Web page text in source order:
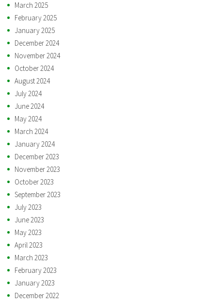
March 2025
February 2025
January 2025
December 2024
November 2024
October 2024
August 2024
July 2024
June 2024
May 2024
March 2024
January 2024
December 2023
November 2023
October 2023
September 2023
July 2023
June 2023
May 2023
April 2023
March 2023
February 2023
January 2023
December 2022